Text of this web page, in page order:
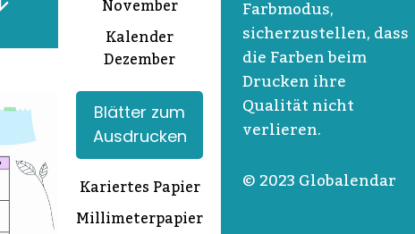
November
Kalender
Dezember
Blätter zum
Ausdrucken
Kariertes Papier
Millimeterpapier
Farbmodus,
sicherzustellen, dass
die Farben beim
Drucken ihre
Qualität nicht
verlieren.
© 2023 Globalendar